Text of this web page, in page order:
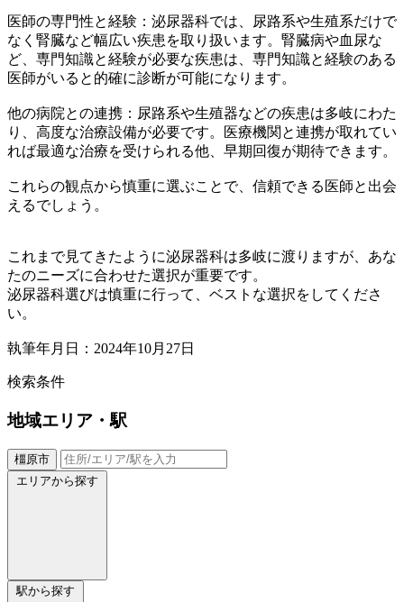
医師の専門性と経験：泌尿器科では、尿路系や生殖系だけで
なく腎臓など幅広い疾患を取り扱います。腎臓病や血尿な
ど、専門知識と経験が必要な疾患は、専門知識と経験のある
医師がいると的確に診断が可能になります。
他の病院との連携：尿路系や生殖器などの疾患は多岐にわた
り、高度な治療設備が必要です。医療機関と連携が取れてい
れば最適な治療を受けられる他、早期回復が期待できます。
これらの観点から慎重に選ぶことで、信頼できる医師と出会
えるでしょう。
これまで見てきたように泌尿器科は多岐に渡りますが、あな
たのニーズに合わせた選択が重要です。
泌尿器科選びは慎重に行って、ベストな選択をしてくださ
い。
執筆年月日：2024年10月27日
検索条件
地域エリア・駅
橿原市
エリアから探す
駅から探す